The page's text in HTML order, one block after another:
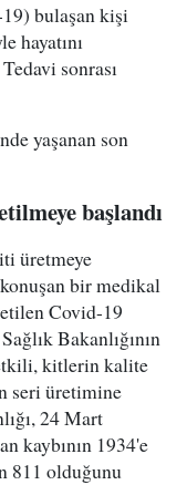
bulaşan kişi
hayatını
sonrası
yaşanan son
başlandı
üretmeye
konuşan bir medikal
Covid-19
Bakanlığının
kitlerin kalite
seri üretimine
24 Mart
kaybının 1934'e
811 olduğunu